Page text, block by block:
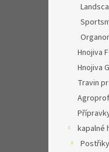
Hnojiva
Hnojiva
Travin
kapalné